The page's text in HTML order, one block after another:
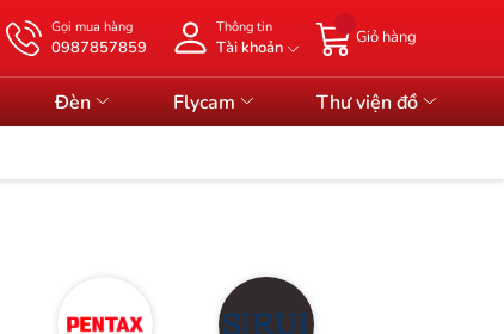
Gọi mua hàng
0987857859
Thông tin
Tài khoản
Giỏ hàng
Đèn Flycam Thư viện đồ